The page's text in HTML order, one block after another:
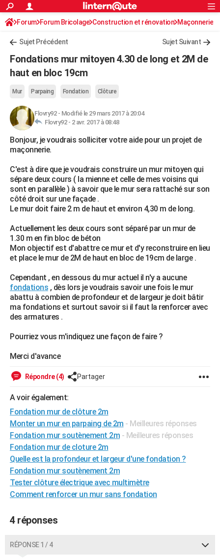
ACTUALITÉS
Politique
Société
Faits Divers
Education
Monde
Villes
+
Programme TV
TNTStreaming
Cinéma
Sorties cinéma
Musique
+FINANCE
Retraite
Impôts
Epargne
Immobilier
Risques naturels par ville
Banque
Assurance
Crédit
AUTO
Essais
Réserver un essai
Citadines
Berlines
SUV
Forum auto
HIGH-TECH
Mobiles
Meilleur smartphone
Internet
Ordinateurs
Jeux vidéo
Guide high-tech
BRICOLAGE
Forum
Aménagement intérieur
Extérieur
Cuisine
Salle de bains
Jardinage
Rangement
WEEK-END
Guides de France
Escapades
Patrimoine
Expositions
Musées
Week-end nature
+LIFESTYLE
Art de vivre
Bien-être
Loisirs
Mode
Modes de vie
SANTE
Alimentation
Guide de la santé
Maladies
Médicaments
Sommeil
VOYAGE
Destinations
City break
Voyage nature
Voyage de noces
Forum
Climat
+PHOTO
GUIDES D'ACHAT
CARTE DE VOEUX
Carte de Noël
Carte Bonne année
Carte Saint-Valentin
Carte Pâques
Carte d'anniversaire
DICTIONNAIRE
PROGRAMME TV
COPAINS D'AVANT
AVIS DE DÉCÈS
Bricolage
Lifestyle
Culture
Sport
Auto
Television
Voyage
Cinema
Rechercher
S'inscrire
Connexion
Forum Forum Bricolage Construction et rénovation Maçonnerie
Sujet Précédent Sujet Suivant
Fondations mur mitoyen 4.30 de long et 2M de
haut en bloc 19cm
Mur Parpaing Fondation Clôture
Flovry92- Modifié le 29 mars 2017 à 20:04
Flovry92 - 2 avr. 2017 à 08:48
Bonjour, je voudrais solliciter votre aide pour un projet de
maçonnerie.
C'est à dire que je voudrais construire un mur mitoyen qui
sépare deux cours ( la mienne et celle de mes voisins qui
sont en parallèle ) à savoir que le mur sera rattaché sur son
côté droit sur une façade .
Le mur doit faire 2 m de haut et environ 4,30 m de long.
Actuellement les deux cours sont séparé par un mur de
1.30 m en fin bloc de béton
Mon objectif est d'abattre ce mur et d'y reconstruire en lieu
et place le mur de 2M de haut en bloc de 19cm de large .
Cependant , en dessous du mur actuel il n'y a aucune
fondations , dès lors je voudrais savoir une fois le mur
abattu à combien de profondeur et de largeur je doit bâtir
ma fondations et surtout savoir si il faut la renforcer avec
des armatures .
Pourriez vous m'indiquez une façon de faire ?
Merci d'avance
Répondre (4) Partager
A voir également:
Fondation mur de clôture 2m
Monter un mur en parpaing de 2m - Meilleures réponses
Fondation mur soutènement 2m - Meilleures réponses
Fondation mur de cloture 2m
Quelle est la profondeur et largeur d'une fondation ?
Fondation mur soutènement 2m
Tester clôture électrique avec multimètre
Comment renforcer un mur sans fondation
4 réponses
RÉPONSE 1 / 4